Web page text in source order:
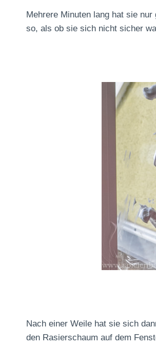
Mehrere Minuten lang hat sie
so, als ob sie sich nicht sicher
Nach einer Weile hat sie sich
den Rasierschaum auf dem